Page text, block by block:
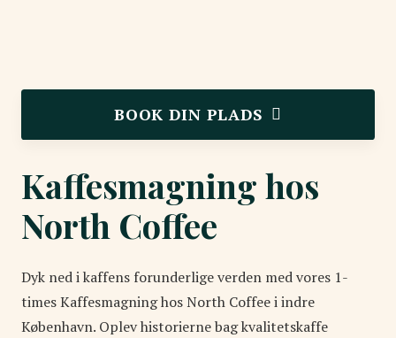
BOOK DIN PLADS
Kaffesmagning hos
North Coffee
Dyk ned i kaffens forunderlige verden med vores 1-
times Kaffesmagning hos North Coffee i indre
København. Oplev historierne bag kvalitetskaffe